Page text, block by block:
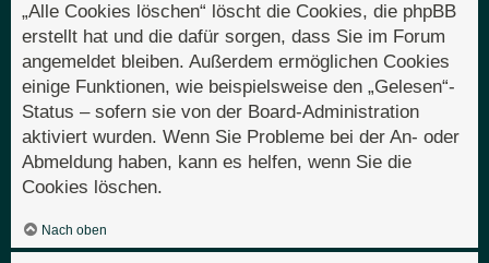
„Alle Cookies löschen“ löscht die Cookies, die phpBB
erstellt hat und die dafür sorgen, dass Sie im Forum
angemeldet bleiben. Außerdem ermöglichen Cookies
einige Funktionen, wie beispielsweise den „Gelesen“-
Status – sofern sie von der Board-Administration
aktiviert wurden. Wenn Sie Probleme bei der An- oder
Abmeldung haben, kann es helfen, wenn Sie die
Cookies löschen.
Nach oben